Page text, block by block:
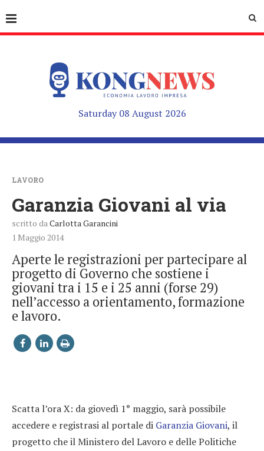
Saturday 08 August 2026
LAVORO
Garanzia Giovani al via
scritto da Carlotta Garancini
1 Maggio 2014
Aperte le registrazioni per partecipare al
progetto di Governo che sostiene i
giovani tra i 15 e i 25 anni (forse 29)
nell’accesso a orientamento, formazione
e lavoro.
Scatta l’ora X: da giovedì 1° maggio, sarà possibile
accedere e registrasi al portale di Garanzia Giovani, il
progetto che il Ministero del Lavoro e delle Politiche